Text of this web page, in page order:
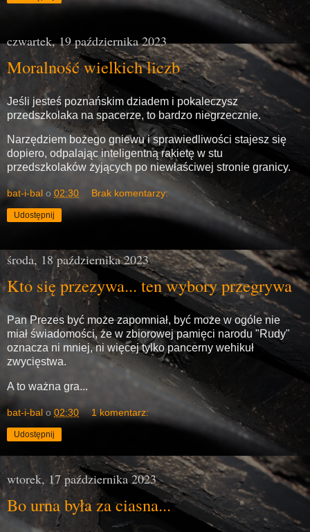
czwartek, 19 października 2023
Moralność wielkich liczb
Jeśli jesteś poznańskim dziadem i pokaleczysz
przedszkolaka na spacerze, to bardzo niegrzecznie.
Narzędziem bożego gniewu i sprawiedliwości stajesz się
dopiero, odpalając inteligentną rakietę w stu
przedszkolaków żyjących po niewłaściwej stronie granicy.
bat-i-bal o 02:30 Brak komentarzy:
Udostępnij
środa, 18 października 2023
Kto się przezywa... ten wybory przegrywa
Pan Prezes być może zapomniał, być może w ogóle nie
miał świadomości, że w zbiorowej pamięci narodu "Rudy"
oznacza ni mniej, ni więcej tylko pancerny wehikuł
zwycięstwa.
A to ważna gra...
bat-i-bal o 02:30 1 komentarz:
Udostępnij
wtorek, 17 października 2023
Bo urna była za ciasna...